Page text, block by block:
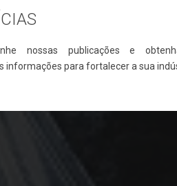
nossas publicações e
informações para fortalecer a sua